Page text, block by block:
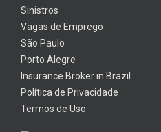
Sinistros
Vagas de Emprego
São Paulo
Porto Alegre
Insurance Broker in Brazil
Política de Privacidade
Termos de Uso